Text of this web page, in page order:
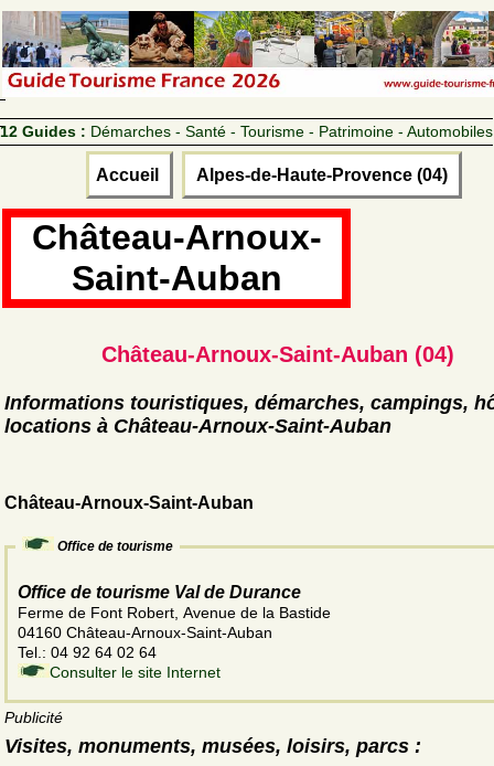
12 Guides : Démarches - Santé - Tourisme - Patrimoine - Automobiles
Accueil Alpes-de-Haute-Provence (04)
Château-Arnoux-
Saint-Auban
Château-Arnoux-Saint-Auban (04)
Informations touristiques, démarches, campings,
locations à Château-Arnoux-Saint-Auban
Château-Arnoux-Saint-Auban
Office de tourisme
Office de tourisme Val de Durance
Ferme de Font Robert, Avenue de la Bastide
04160 Château-Arnoux-Saint-Auban
Tel.: 04 92 64 02 64
Consulter le site Internet
Publicité
Visites, monuments, musées, loisirs, parcs :